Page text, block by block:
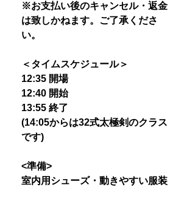
※お支払い後のキャンセル・返金
は致しかねます。ご了承くださ
い。
＜タイムスケジュール＞
12:35 開場
12:40 開始
13:55 終了
(14:05からは32式太極剣のクラス
です)
<準備>
室内用シューズ・動きやすい服装